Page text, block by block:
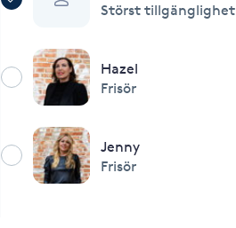
Störst tillgänglighet
Hazel
Frisör
Jenny
Frisör